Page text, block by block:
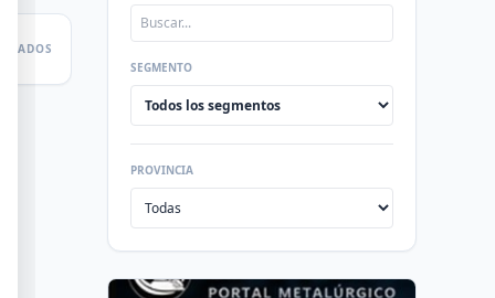
SEGMENTO
PROVINCIA